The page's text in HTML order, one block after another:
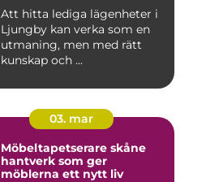
Att hitta lediga lägenheter i
Ljungby kan verka som en
utmaning, men med rätt
kunskap och ...
03. mar
Möbeltapetserare skåne
hantverk som ger
möblerna ett nytt liv